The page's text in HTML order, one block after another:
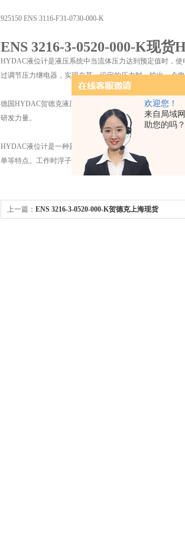
欢迎您！
来自局域
助您的吗？
925150 ENS 3116-F31-0730-000-K
ENS 3216-3-0520-000-K现货
HYDAC液位计是液压系统中当流体压力达到预定值时，
过调节压力继电器，实现在某一设定的压力时，输出一个
德国HYDAC贺德克液压技术，位于德国Gersweiler的开发
研发力量。
HYDAC液位计是一种新型液面高度电发讯控制装置，主
单等特点。工作时浮子随液面升高或降低，当液面将浮子
上一篇： ENS 3216-3-0520-000-K贺德克上海现货